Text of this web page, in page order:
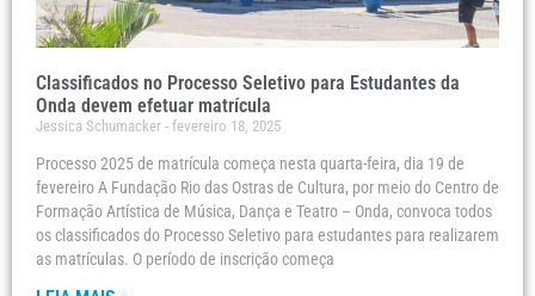
Classificados no Processo Seletivo para Estudantes da
Onda devem efetuar matrícula
Jessica Schumacker fevereiro 18, 2025
Processo 2025 de matrícula começa nesta quarta-feira, dia 19 de
fevereiro A Fundação Rio das Ostras de Cultura, por meio do Centro de
Formação Artística de Música, Dança e Teatro – Onda, convoca todos
os classificados do Processo Seletivo para estudantes para realizarem
as matrículas. O período de inscrição começa